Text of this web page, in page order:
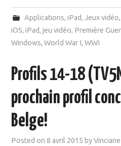
Applications, iPad, Jeux vidéo,
iOS,iPad,jeu vidéo, Première
Windows,World War I,WWI
Profils 14-18
prochain profil
Belge!
Posted on8 avril 2015 byVinciane